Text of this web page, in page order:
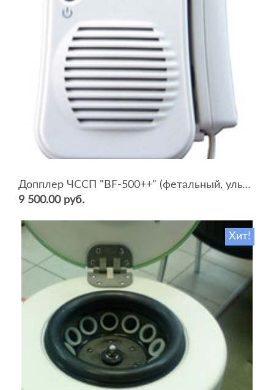
Допплер ЧССП "BF-500++" (фетальный, ультразвуковой)
9 500.00 руб.
Хит!